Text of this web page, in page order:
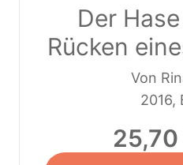
Der
Rücken
Von
2016,
25,70